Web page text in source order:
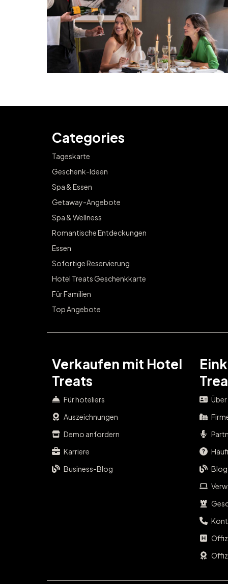
Categories
Tageskarte
Geschenk-Ideen
Spa & Essen
Getaway-Angebote
Spa & Wellness
Romantische Entdeckungen
Essen
Sofortige Reservierung
Hotel Treats Geschenkkarte
Für Familien
Top Angebote
Verkaufen mit Hotel
Treats
Für hoteliers
Auszeichnungen
Demo anfordern
Karriere
Business-Blog
Blog